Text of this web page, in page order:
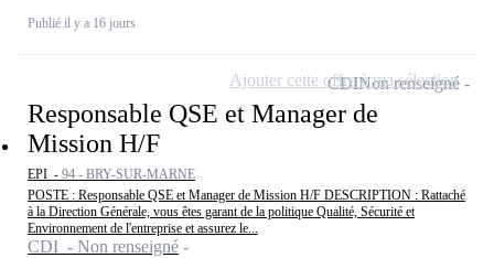
Publié il y a 16 jours
Responsable QSE et Manager de
Mission H/F
EPI - 94 - BRY-SUR-MARNE
POSTE : Responsable QSE et Manager de Mission H/F DESCRIPTION : Rattaché
à la Direction Générale, vous êtes garant de la politique Qualité, Sécurité et
Environnement de l'entreprise et assurez le...
CDI - Non renseigné
CDINon renseigné
Ajouter cette offre à ma sélection